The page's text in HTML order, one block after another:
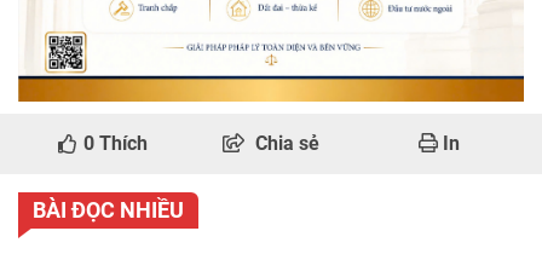
0 Thích Chia sẻ In
BÀI ĐỌC NHIỀU